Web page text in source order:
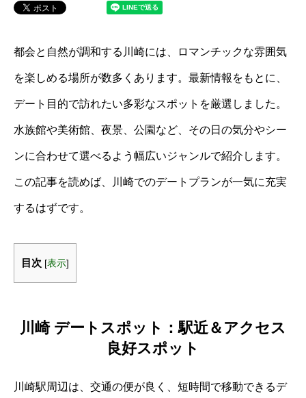
都会と自然が調和する川崎には、ロマンチックな雰囲気
を楽しめる場所が数多くあります。最新情報をもとに、
デート目的で訪れたい多彩なスポットを厳選しました。
水族館や美術館、夜景、公園など、その日の気分やシー
ンに合わせて選べるよう幅広いジャンルで紹介します。
この記事を読めば、川崎でのデートプランが一気に充実
するはずです。
目次 [表示]
川崎 デートスポット：駅近＆アクセス
良好スポット
川崎駅周辺は、交通の便が良く、短時間で移動できるデ